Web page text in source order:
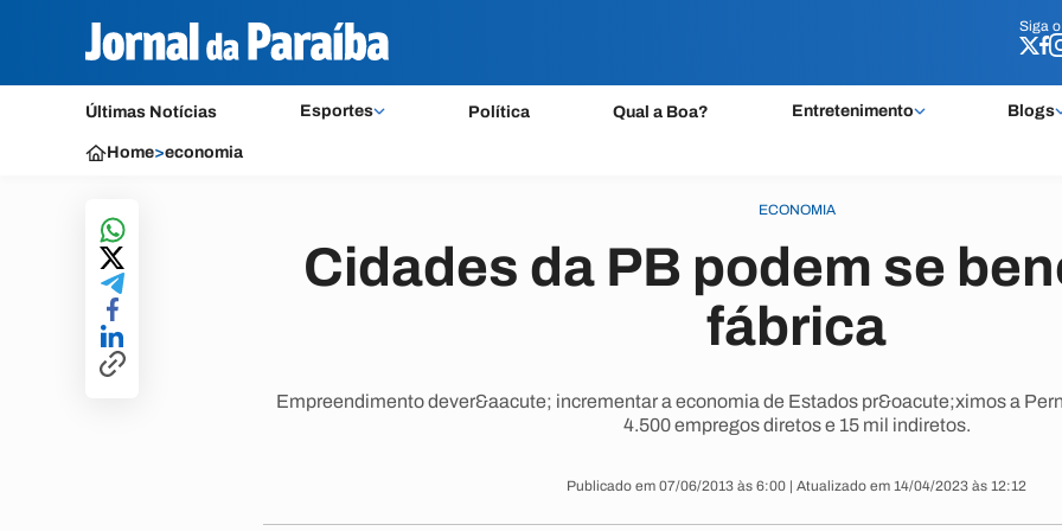
Siga o
Últimas Notícias Esportes Política Qual a Boa? Entretenimento Blogs
Siga o
Home>economia
ECONOMIA
Cidades da PB podem se
fábrica
Empreendimento dever&aacute; incrementar a economia de Estados pr&oacute;ximos a
4.500 empregos diretos e 15 mil indiretos.
Publicado em 07/06/2013 às 6:00 | Atualizado em 14/04/2023 às 12:12